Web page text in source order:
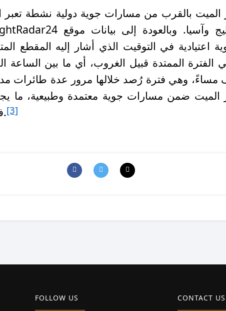
بالقرب من مسارات جوية دولية نشطة تعبر
وآسيا. وبالعودة إلى بيانات موقع
في التوقيت الذي أشار إليه المقطع
الفترة الممتدة قبيل الغروب، أي ما بين
وهي فترة رُصد خلالها مرور عدة طائرات
الميت ضمن مسارات جوية معتمدة وطبيعية، ما
في السماء أمرًا اعتياديًا.[3]
FOLLOW US CONTACT US